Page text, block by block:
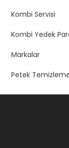
Kombi Servisi
Kombi Yedek
Markalar
Petek